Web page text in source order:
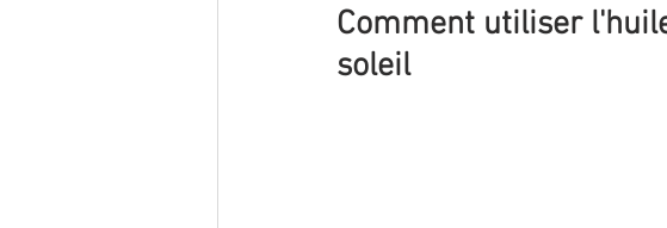
Comment utiliser
soleil